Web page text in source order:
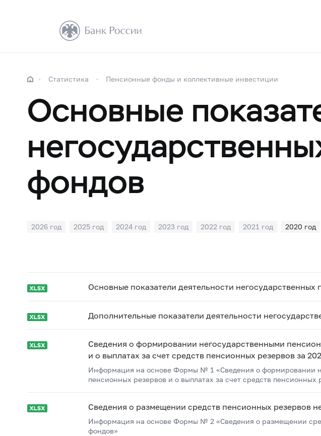
Статистика Пенсионные фонды и коллективные инвестиции
Основные
фондов
2026 год 2025 год 2024 год 2023 год 2022 год 2021 год 2020 год
Основные показатели деятельности
Дополнительные показатели деятельности
Сведения о формировании негосударственными
и о выплатах за счет средств пенсионных резервов за
Информация на основе Формы № 1 «Сведения о формировании
пенсионных резервов и о выплатах за счет средств пенсионных
Сведения о размещении средств пенсионных резервов
Информация на основе Формы № 2 «Сведения о размещении
фондов»